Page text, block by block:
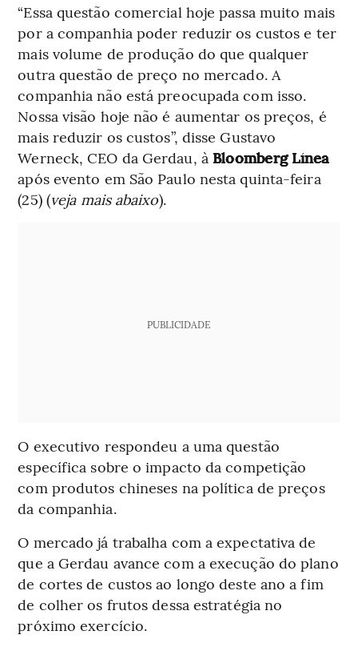
“Essa questão comercial hoje passa muito mais
por a companhia poder reduzir os custos e ter
mais volume de produção do que qualquer
outra questão de preço no mercado. A
companhia não está preocupada com isso.
Nossa visão hoje não é aumentar os preços, é
mais reduzir os custos”, disse Gustavo
Werneck, CEO da Gerdau, à Bloomberg Línea
após evento em São Paulo nesta quinta-feira
(25) (veja mais abaixo).
PUBLICIDADE
O executivo respondeu a uma questão
específica sobre o impacto da competição
com produtos chineses na política de preços
da companhia.
O mercado já trabalha com a expectativa de
que a Gerdau avance com a execução do plano
de cortes de custos ao longo deste ano a fim
de colher os frutos dessa estratégia no
próximo exercício.